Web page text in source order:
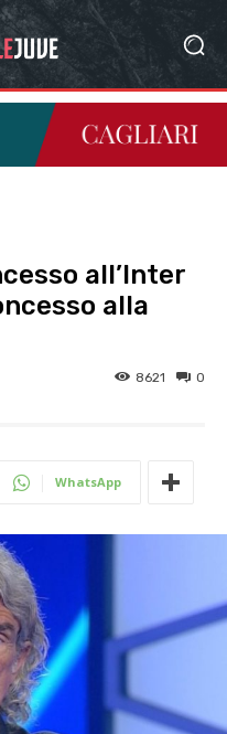
all’Inter
alla
0
8621
WhatsApp